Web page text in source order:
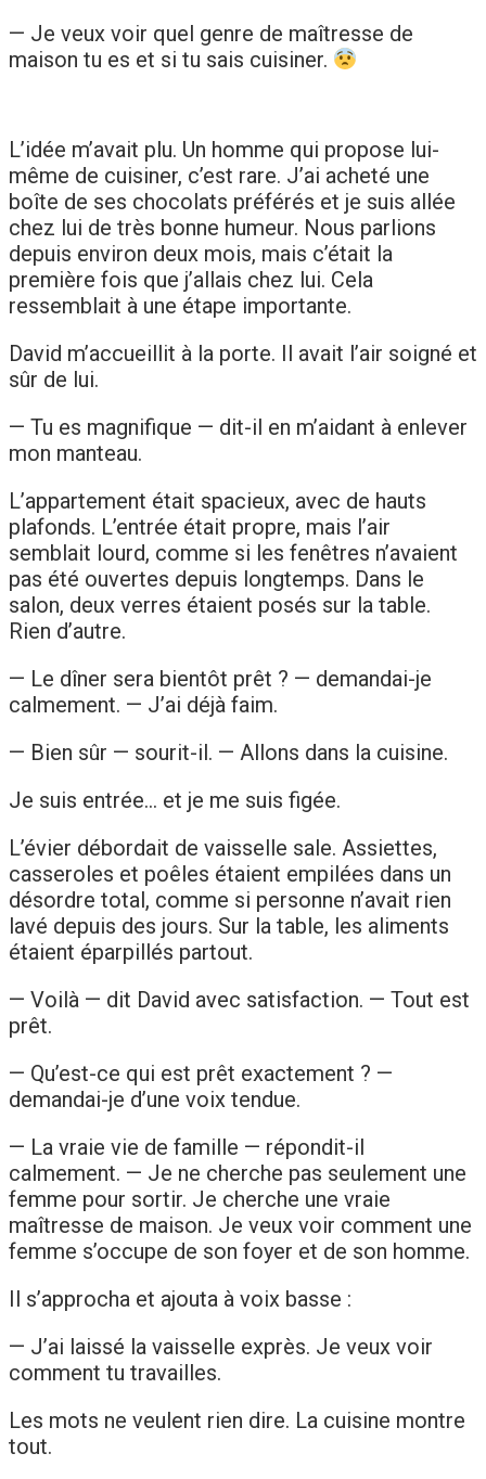
— Je veux voir quel genre de maîtresse de
maison tu es et si tu sais cuisiner.
L’idée m’avait plu. Un homme qui propose lui-
même de cuisiner, c’est rare. J’ai acheté une
boîte de ses chocolats préférés et je suis allée
chez lui de très bonne humeur. Nous parlions
depuis environ deux mois, mais c’était la
première fois que j’allais chez lui. Cela
ressemblait à une étape importante.
David m’accueillit à la porte. Il avait l’air soigné et
sûr de lui.
— Tu es magnifique — dit-il en m’aidant à enlever
mon manteau.
L’appartement était spacieux, avec de hauts
plafonds. L’entrée était propre, mais l’air
semblait lourd, comme si les fenêtres n’avaient
pas été ouvertes depuis longtemps. Dans le
salon, deux verres étaient posés sur la table.
Rien d’autre.
— Le dîner sera bientôt prêt ? — demandai-je
calmement. — J’ai déjà faim.
— Bien sûr — sourit-il. — Allons dans la cuisine.
Je suis entrée… et je me suis figée.
L’évier débordait de vaisselle sale. Assiettes,
casseroles et poêles étaient empilées dans un
désordre total, comme si personne n’avait rien
lavé depuis des jours. Sur la table, les aliments
étaient éparpillés partout.
— Voilà — dit David avec satisfaction. — Tout est
prêt.
— Qu’est-ce qui est prêt exactement ? —
demandai-je d’une voix tendue.
— La vraie vie de famille — répondit-il
calmement. — Je ne cherche pas seulement une
femme pour sortir. Je cherche une vraie
maîtresse de maison. Je veux voir comment une
femme s’occupe de son foyer et de son homme.
Il s’approcha et ajouta à voix basse :
— J’ai laissé la vaisselle exprès. Je veux voir
comment tu travailles.
Les mots ne veulent rien dire. La cuisine montre
tout.